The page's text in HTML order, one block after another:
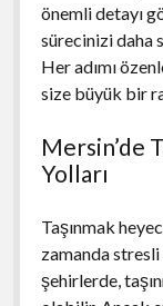
önemli detayı
sürecinizi daha
Her adımı
size büyük bir
Mersin’de
Yolları
Taşınmak
zamanda
şehirlerde,